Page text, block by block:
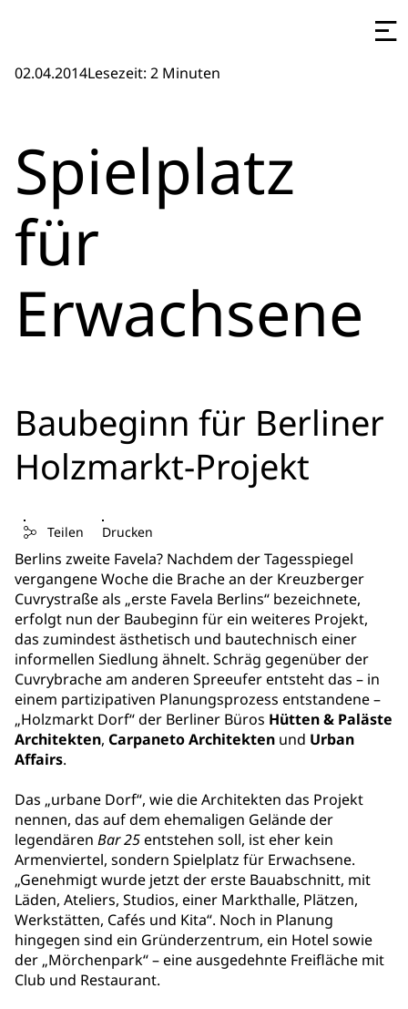
02.04.2014Lesezeit: 2 Minuten
Spielplatz
für
Erwachsene
Baubeginn für Berliner
Holzmarkt-Projekt
Teilen Drucken
Berlins zweite Favela? Nachdem der Tagesspiegel
vergangene Woche die Brache an der Kreuzberger
Cuvrystraße als „erste Favela Berlins“ bezeichnete,
erfolgt nun der Baubeginn für ein weiteres Projekt,
das zumindest ästhetisch und bautechnisch einer
informellen Siedlung ähnelt. Schräg gegenüber der
Cuvrybrache am anderen Spreeufer entsteht das – in
einem partizipativen Planungsprozess entstandene –
„Holzmarkt Dorf“ der Berliner Büros Hütten & Paläste
Architekten, Carpaneto Architekten und Urban
Affairs.
Das „urbane Dorf“, wie die Architekten das Projekt
nennen, das auf dem ehemaligen Gelände der
legendären Bar 25entstehen soll, ist eher kein
Armenviertel, sondern Spielplatz für Erwachsene.
„Genehmigt wurde jetzt der erste Bauabschnitt, mit
Läden, Ateliers, Studios, einer Markthalle, Plätzen,
Werkstätten, Cafés und Kita“. Noch in Planung
hingegen sind ein Gründerzentrum, ein Hotel sowie
der „Mörchenpark“ – eine ausgedehnte Freifläche mit
Club und Restaurant.